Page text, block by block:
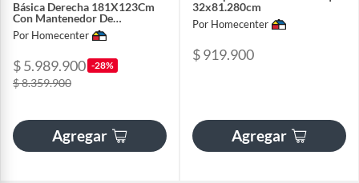
Básica Derecha 181X123Cm
Con Mantenedor De
Temperatura
Por Homecenter
$ 5.989.900 -28%
$ 8.359.900
Agregar
32x81.280cm
Por Homecenter
$ 919.900
Agregar